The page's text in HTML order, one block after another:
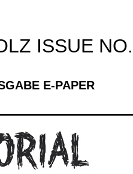
ISSUE
E-PAPER